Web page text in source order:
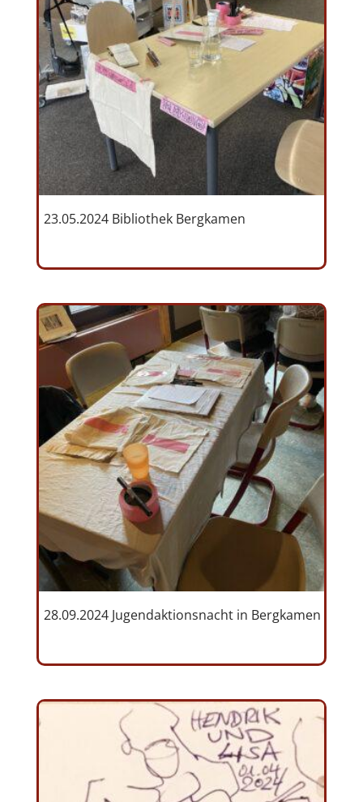
23.05.2024 Bibliothek Bergkamen
28.09.2024 Jugendaktionsnacht in Bergkamen